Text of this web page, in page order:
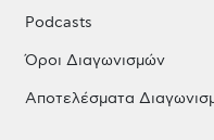
Podcasts
Όροι Διαγωνισμών
Αποτελέσματα